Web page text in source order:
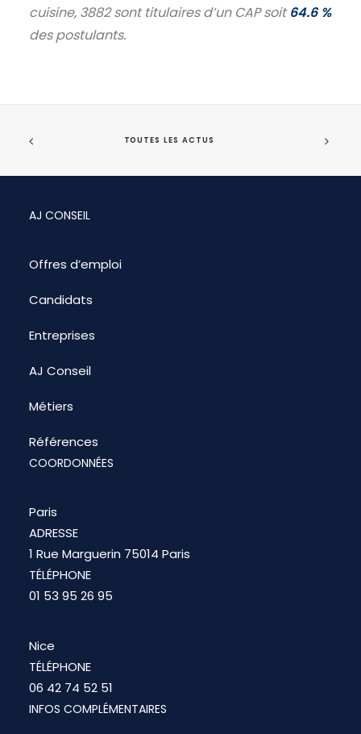
cuisine, 3882 sont titulaires d’un CAP soit64.6 %
des postulants.
TOUTES LES ACTUS
AJ CONSEIL
Offres d’emploi
Candidats
Entreprises
AJ Conseil
Métiers
Références
COORDONNÉES
Paris
ADRESSE
1 Rue Marguerin 75014 Paris
TÉLÉPHONE
01 53 95 26 95
Nice
TÉLÉPHONE
06 42 74 52 51
INFOS COMPLÉMENTAIRES